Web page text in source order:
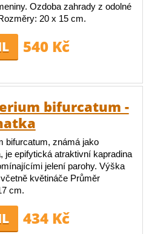
Ozdoba zahrady z odolné
20 x 15 cm.
540 Kč
bifurcatum -
bifurcatum, známá jako
je epifytická atraktivní kapradina
jelení parohy. Výška
květináče Průměr
cm.
434 Kč